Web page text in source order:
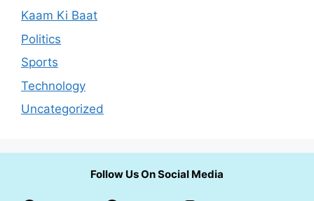
Kaam Ki Baat
Politics
Sports
Technology
Uncategorized
Follow Us On Social Media